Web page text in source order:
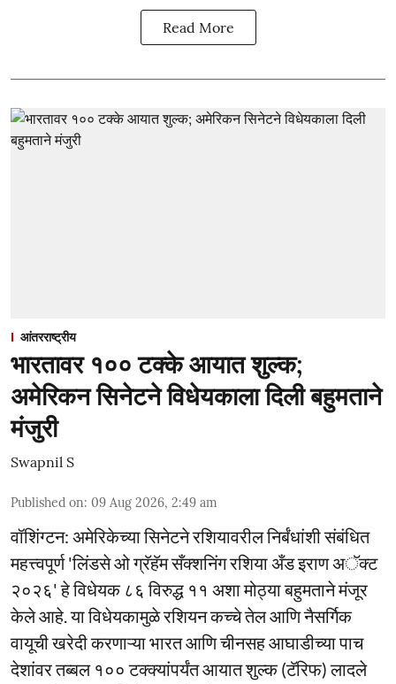
Read More
आंतरराष्ट्रीय
भारतावर १०० टक्के आयात शुल्क;
अमेरिकन सिनेटने विधेयकाला दिली बहुमताने
मंजुरी
Swapnil S
Published on: 09 Aug 2026, 2:49 am
वॉशिंग्टन: अमेरिकेच्या सिनेटने रशियावरील निर्बंधांशी संबंधित
महत्त्वपूर्ण 'लिंडसे ओ ग्रॅहॅम सँक्शनिंग रशिया अँड इराण अॅक्ट
२०२६' हे विधेयक ८६ विरुद्ध ११ अशा मोठ्या बहुमताने मंजूर
केले आहे. या विधेयकामुळे रशियन कच्चे तेल आणि नैसर्गिक
वायूची खरेदी करणाऱ्या भारत आणि चीनसह आघाडीच्या पाच
देशांवर तब्बल १०० टक्क्यांपर्यंत आयात शुल्क (टॅरिफ) लादले